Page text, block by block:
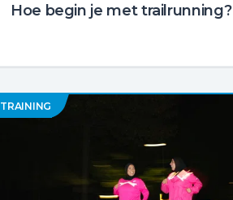
Hoe begin je met trailrunning?
TRAINING